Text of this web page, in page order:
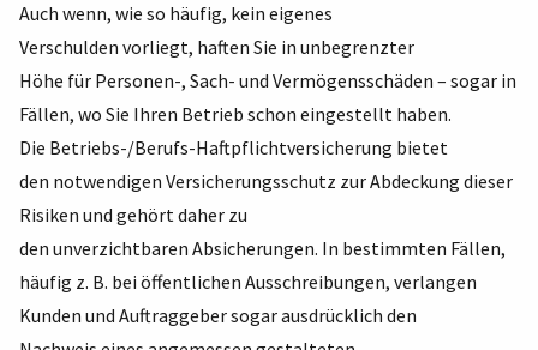
Auch wenn, wie so häufig, kein eigenes
Verschulden vorliegt, haften Sie in unbegrenzter
Höhe für Personen-, Sach- und Vermögensschäden – sogar in
Fällen, wo Sie Ihren Betrieb schon eingestellt haben.
Die Betriebs-/Berufs-Haftpflichtversicherung bietet
den notwendigen Versicherungsschutz zur Abdeckung dieser
Risiken und gehört daher zu
den unverzichtbaren Absicherungen. In bestimmten Fällen,
häufig z. B. bei öffentlichen Ausschreibungen, verlangen
Kunden und Auftraggeber sogar ausdrücklich den